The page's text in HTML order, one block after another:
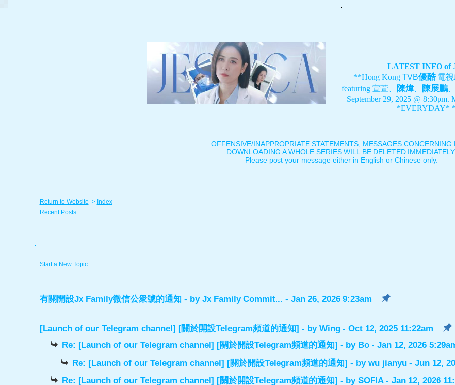
.
LATEST INFO of
**Hong Kong TVB優酷電視
featuring 宣萱、 陳煒、 陳展鵬
September 29, 2025 @ 8:30pm.
*EVERYDAY*
OFFENSIVE/INAPPROPRIATE STATEMENTS, MESSAGES CONCERNING
DOWNLOADING A WHOLE SERIES WILL BE DELETED IMMEDIATELY.
Please post your message either in English or Chinese only.
Return to Website > Index
Recent Posts
.
Start a New Topic
有關開設Jx Family微信公衆號的通知 - by Jx Family Commit... - Jan 26, 2026 9:23am
[Launch of our Telegram channel] [關於開設Telegram頻道的通知] - by Wing- Oct 12, 2025 11:22am
Re: [Launch of our Telegram channel] [關於開設Telegram頻道的通知] - by Bo- Jan 12, 2026
Re: [Launch of our Telegram channel] [關於開設Telegram頻道的通知] - by wu jianyu- Jun 12,
Re: [Launch of our Telegram channel] [關於開設Telegram頻道的通知] - by SOFIA- Jan 12, 2026